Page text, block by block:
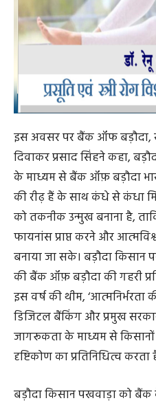
जागरूकता के माध्यम से
दृष्टिकोण का प्रतिनिधित्व करता है।
बड़ौदा किसान पखवाड़ा को
अपने जुड़ाव को गहरा करने, बैंक
के बारे में जागरूकता लाने और
तैयार किया गया है।
बैंक ऑफ़ बड़ौदा की रायपुर
शाखाएं ग्रामीण क्षेत्रों में हैं।
ऋण, डेयरी, पोल्ट्री, खाद्य और
कल्टीवेशन, स्वयं सहायता
छत्तीसगढ़ में कृषि क्षेत्र में